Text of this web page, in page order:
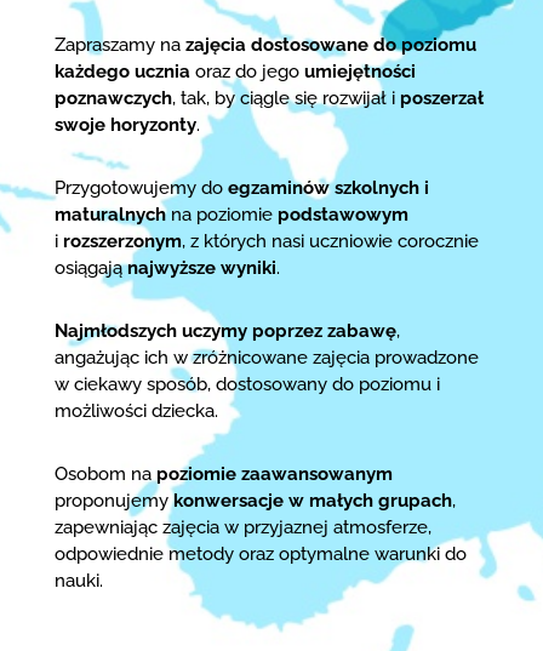
Zapraszamy nazajęcia dostosowane do poziomu
każdego ucznia oraz do jego umiejętności
poznawczych, tak, by ciągle się rozwijał i poszerzał
swoje horyzonty.
Przygotowujemy do egzaminów szkolnych i
maturalnychna poziomie podstawowym
i rozszerzonym, z których nasi uczniowie corocznie
osiągająnajwyższe wyniki.
Najmłodszych uczymy poprzez zabawę,
angażując ich w zróżnicowane zajęcia prowadzone
w ciekawy sposób, dostosowany do poziomu i
możliwości dziecka.
Osobom na poziomie zaawansowanym
proponujemykonwersacje w małych grupach,
zapewniając zajęcia w przyjaznej atmosferze,
odpowiednie metody oraz optymalne warunki do
nauki.